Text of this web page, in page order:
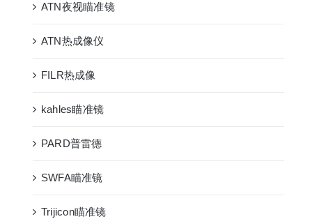
ATN夜视瞄准镜
ATN热成像仪
FILR热成像
kahles瞄准镜
PARD普雷德
SWFA瞄准镜
Trijicon瞄准镜